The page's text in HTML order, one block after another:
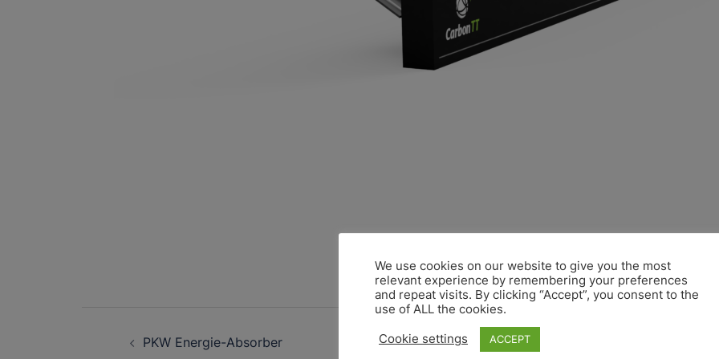
PostPKW Energie-Absorber
We use cookies on our website to give you the most
relevant experience by remembering your preferences
and repeat visits. By clicking “Accept”, you consent to the
use of ALL the cookies.
Cookie settings ACCEPT